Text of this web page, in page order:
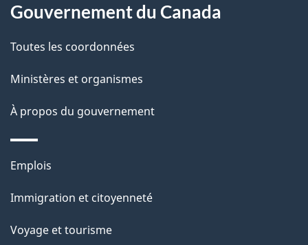
i
l
s
d
e
l
a
p
propos
de
ce
site
Gouvernement du Canada
Toutes les coordonnées
Ministères et organismes
À propos du gouvernement
Thèmes
sujets
Emplois
Immigration et citoyenneté
Voyage et tourisme